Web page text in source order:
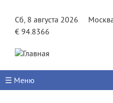
Сб, 8 августа 2026
€ 94.8366
☰ Меню